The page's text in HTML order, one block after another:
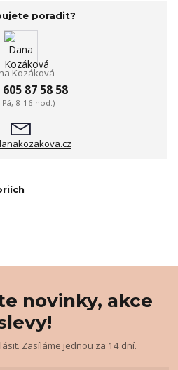
poradit?
Kozáková
87 58 58
Pá, 8-16 hod.)
novinky, akce
Zasíláme jednou za 14 dní.